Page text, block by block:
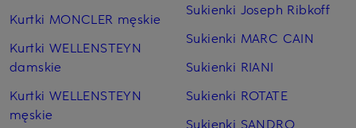
Kurtki MONCLER męskie
Kurtki WELLENSTEYN
damskie
Kurtki WELLENSTEYN
męskie
Sukienki Joseph Ribkoff
Sukienki MARC CAIN
Sukienki RIANI
Sukienki ROTATE
Sukienki SANDRO